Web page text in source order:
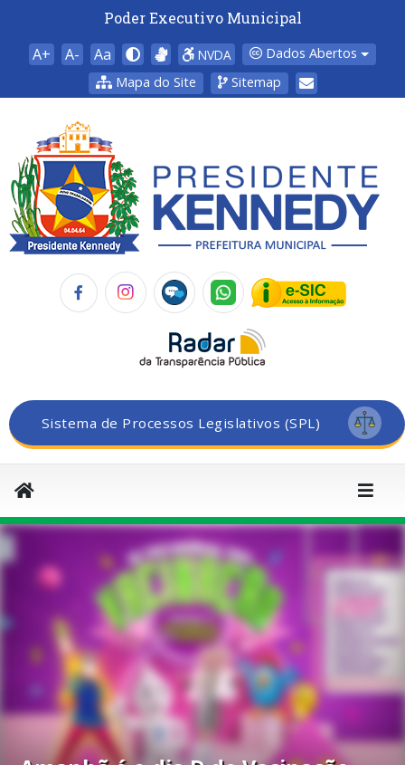
Poder Executivo Municipal
A+ A- Aa NVDA
Dados Abertos
Mapa do Site
Sitemap
Sistema de Processos Legislativos (SPL)